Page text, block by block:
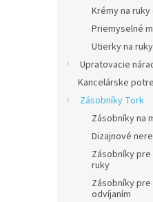
Krémy na
Priemyselné
Utierky na ruky
Upratovacie
Kancelárske
Zásobníky Tork
Zásobníky na
Dizajnové
Zásobníky
ruky
Zásobníky
odvíjaním